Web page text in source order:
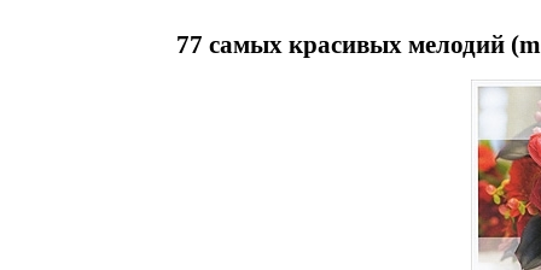
77 самых красивых мелодий